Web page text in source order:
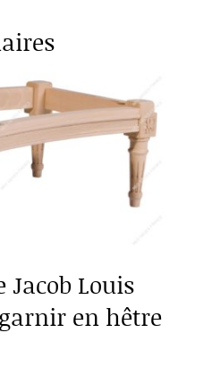
Jacob Louis
en hêtre